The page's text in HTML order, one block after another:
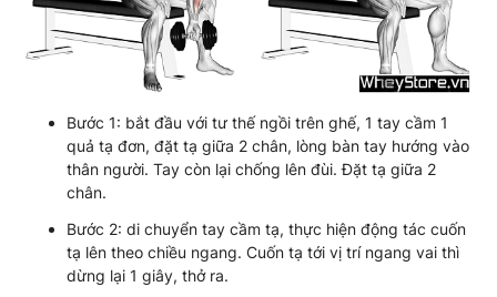
Bước 1: bắt đầu với tư thế ngồi trên ghế, 1 tay cầm 1
quả tạ đơn, đặt tạ giữa 2 chân, lòng bàn tay hướng vào
thân người. Tay còn lại chống lên đùi. Đặt tạ giữa 2
chân.
Bước 2: di chuyển tay cầm tạ, thực hiện động tác cuốn
tạ lên theo chiều ngang. Cuốn tạ tới vị trí ngang vai thì
dừng lại 1 giây, thở ra.